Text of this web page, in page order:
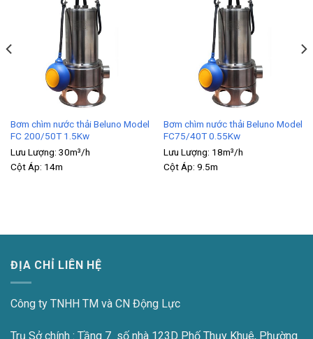
Bơm chìm nước thải Beluno Model
FC 200/50T 1.5Kw
Lưu Lượng: 30m³/h
Cột Áp: 14m
Bơm chìm nước thải Beluno Model
FC75/40T 0.55Kw
Lưu Lượng: 18m³/h
Cột Áp: 9.5m
ĐỊA CHỈ LIÊN HỆ
Công ty TNHH TM và CN Động Lực
Trụ Sở chính : Tầng 7 số nhà 123D Phố Thụy Khuê, Phường